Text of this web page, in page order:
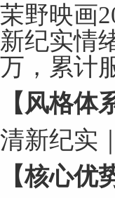
茉野映画
新纪实情
万，累计
【风格体
清新纪实
【核心优